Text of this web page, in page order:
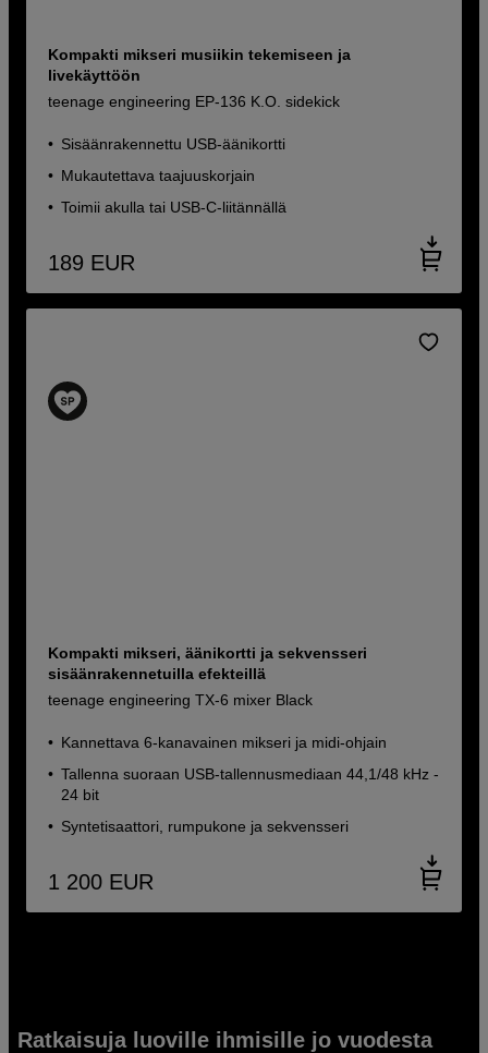
Kompakti mikseri musiikin tekemiseen ja
livekäyttöön
teenage engineering EP-136 K.O. sidekick
Sisäänrakennettu USB-äänikortti
Mukautettava taajuuskorjain
Toimii akulla tai USB-C-liitännällä
189 EUR
Kompakti mikseri, äänikortti ja sekvensseri
sisäänrakennetuilla efekteillä
teenage engineering TX-6 mixer Black
Kannettava 6-kanavainen mikseri ja midi-ohjain
Tallenna suoraan USB-tallennusmediaan 44,1/48 kHz -
24 bit
Syntetisaattori, rumpukone ja sekvensseri
1 200 EUR
Ratkaisuja luoville ihmisille jo vuodesta